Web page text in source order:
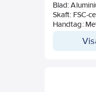
Blad:
Skaft: FSC-
Handtag: